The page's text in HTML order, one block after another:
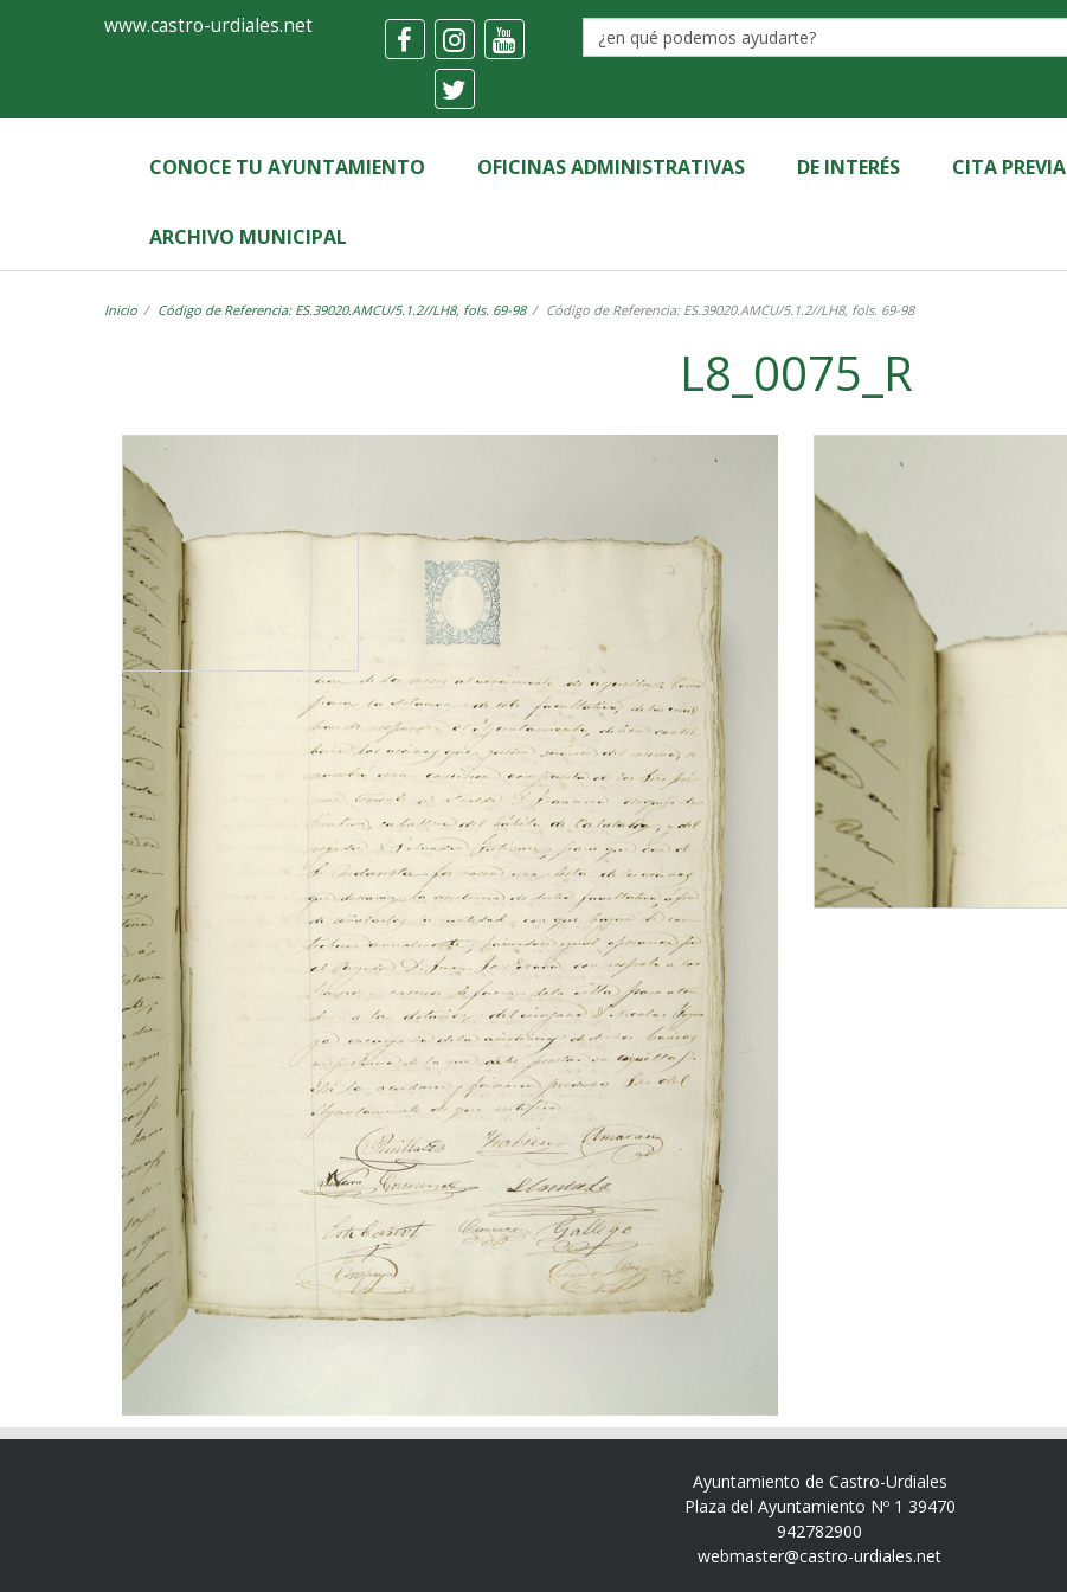
Ayuntamiento
Castro-
Urdiales
www.castro-urdiales.net
CONOCE TU AYUNTAMIENTO OFICINAS ADMINISTRATIVAS DE INTERÉS CITA PREVIA
ARCHIVO MUNICIPAL
Inicio Código de Referencia: ES.39020.AMCU/5.1.2//LH8, fols. 69-98 Código de Referencia: ES.39020.AMCU/5.1.2//LH8, fols. 69-98
L8_0075_R
Ayuntamiento de Castro-Urdiales
Plaza del Ayuntamiento Nº 1 39470
942782900
webmaster@castro-urdiales.net